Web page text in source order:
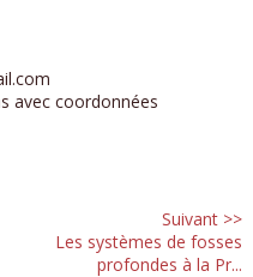
avec coordonnées
Suivant >>
Les systèmes de fosses
profondes à la Pr...